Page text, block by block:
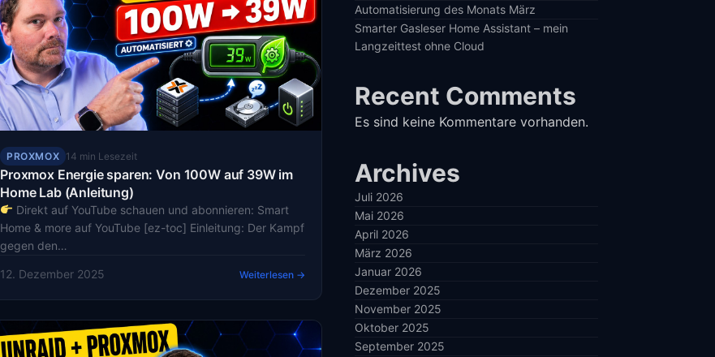
PROXMOX 14 min Lesezeit
Proxmox Energie sparen: Von 100W auf 39W im
Home Lab (Anleitung)
Direkt auf YouTube schauen und abonnieren: Smart
Home & more auf YouTube [ez-toc] Einleitung: Der Kampf
gegen den…
12. Dezember 2025 Weiterlesen →
Automatisierung des Monats März
Smarter Gasleser Home Assistant – mein
Langzeittest ohne Cloud
Recent Comments
Es sind keine Kommentare vorhanden.
Archives
Juli 2026
Mai 2026
April 2026
März 2026
Januar 2026
Dezember 2025
November 2025
Oktober 2025
September 2025